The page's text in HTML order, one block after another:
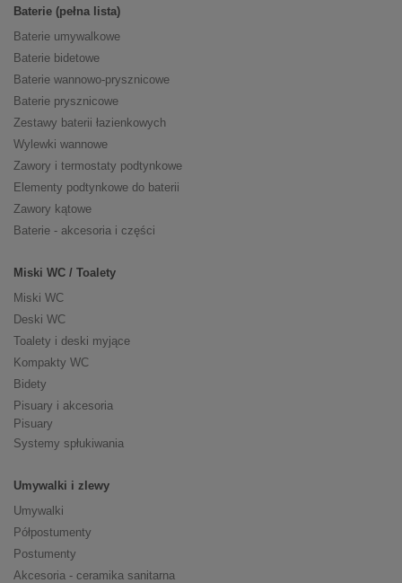
Baterie (pełna lista)
Baterie umywalkowe
Baterie bidetowe
Baterie wannowo-prysznicowe
Baterie prysznicowe
Zestawy baterii łazienkowych
Wylewki wannowe
Zawory i termostaty podtynkowe
Elementy podtynkowe do baterii
Zawory kątowe
Baterie - akcesoria i części
Miski WC / Toalety
Miski WC
Deski WC
Toalety i deski myjące
Kompakty WC
Bidety
Pisuary i akcesoria
Pisuary
Systemy spłukiwania
Umywalki i zlewy
Umywalki
Półpostumenty
Postumenty
Akcesoria - ceramika sanitarna